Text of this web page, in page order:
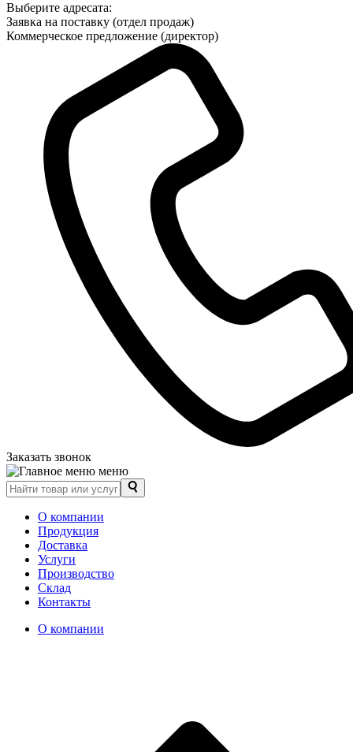
Выберите адресата:
Заявка на поставку (отдел продаж)
Коммерческое предложение (директор)
Заказать звонок
меню
О компании
Продукция
Доставка
Услуги
Производство
Склад
Контакты
О компании